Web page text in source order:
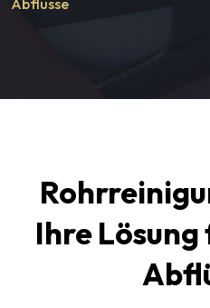
Ihre